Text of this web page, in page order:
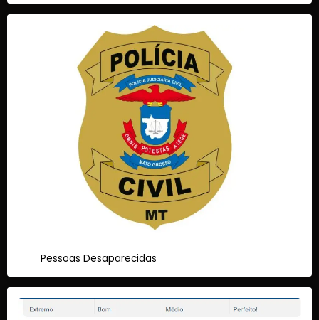
Pessoas Desaparecidas